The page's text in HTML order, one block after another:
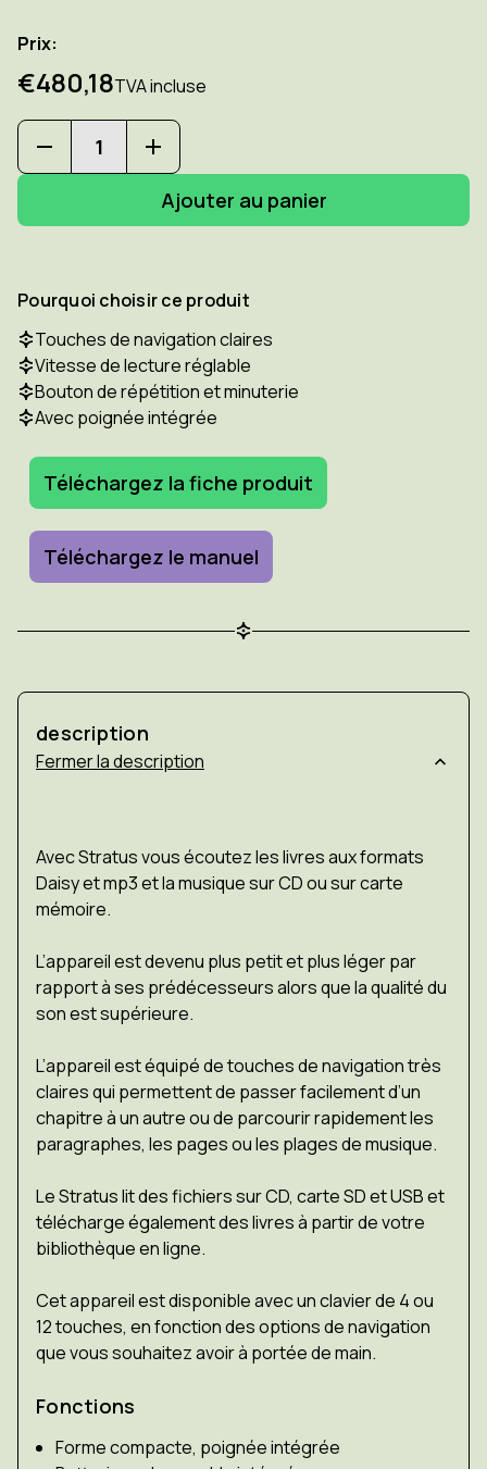
Prix:
€480,18TVA incluse
Diminuer
la
HUMANWARE
Stratus
4H
-
Lecteur
Daisy
portable
Augmenter
la
quantité
pour
HUMANWARE
Stratus
4H
-
Lecteur
Daisy
portable
Pourquoi choisir ce produit
Touches de navigation claires
Vitesse de lecture réglable
Bouton de répétition et minuterie
Avec poignée intégrée
Téléchargez la fiche produit
Téléchargez le manuel
description
description
Avec Stratus vous écoutez les livres aux formats
Daisy et mp3 et la musique sur CD ou sur carte
mémoire.
L’appareil est devenu plus petit et plus léger par
rapport à ses prédécesseurs alors que la qualité du
son est supérieure.
L’appareil est équipé de touches de navigation très
claires qui permettent de passer facilement d’un
chapitre à un autre ou de parcourir rapidement les
paragraphes, les pages ou les plages de musique.
Le Stratuslit des fichiers sur CD, carte SD et USB et
télécharge également des livres à partir de votre
bibliothèque en ligne.
Cet appareil est disponible avec un clavier de 4 ou
12 touches, en fonction des options de navigation
que vous souhaitez avoir à portée de main.
Fonctions
Forme compacte, poignée intégrée